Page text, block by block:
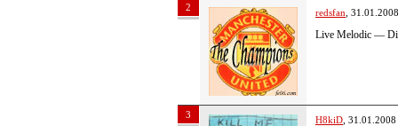
2 redsfan ,
Live Melodic —
3 H8kiD ,